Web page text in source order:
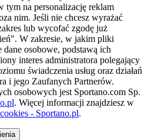
na personalizację reklam
nim. Jeśli nie chcesz wyrażać
lub wycofać zgodę już
W zakresie, w jakim pliki
dane osobowe, podstawą ich
interes administratora polegający
świadczenia usług oraz działań
i jego Zaufanych Partnerów.
osobowych jest Sportano.com Sp.
. Więcej informacji znajdziesz w
- Sportano.pl.